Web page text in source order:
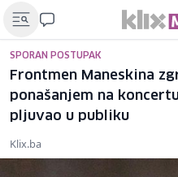
SPORAN POSTUPAK
Frontmen Maneskina
ponašanjem na
pljuvao u publiku
Klix.ba